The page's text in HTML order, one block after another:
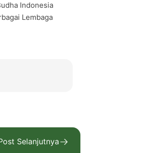
Indonesia
Lembaga
Selanjutnya